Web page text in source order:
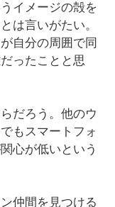
イメージの殻を
は言いがたい。
自分の周囲で同
ったことと思
だろう。他のウ
もスマートフォ
心が低いという
仲間を見つける